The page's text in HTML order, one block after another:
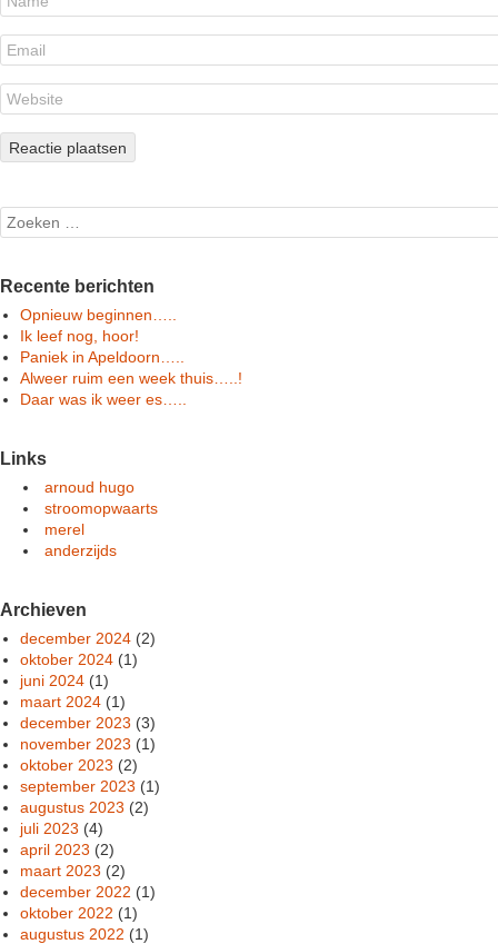
Search
Recente berichten
Opnieuw beginnen…..
Ik leef nog, hoor!
Paniek in Apeldoorn…..
Alweer ruim een week thuis…..!
Daar was ik weer es…..
Links
arnoud hugo
stroomopwaarts
merel
anderzijds
Archieven
december 2024 (2)
oktober 2024 (1)
juni 2024 (1)
maart 2024 (1)
december 2023 (3)
november 2023 (1)
oktober 2023 (2)
september 2023 (1)
augustus 2023 (2)
juli 2023 (4)
april 2023 (2)
maart 2023 (2)
december 2022 (1)
oktober 2022 (1)
augustus 2022 (1)